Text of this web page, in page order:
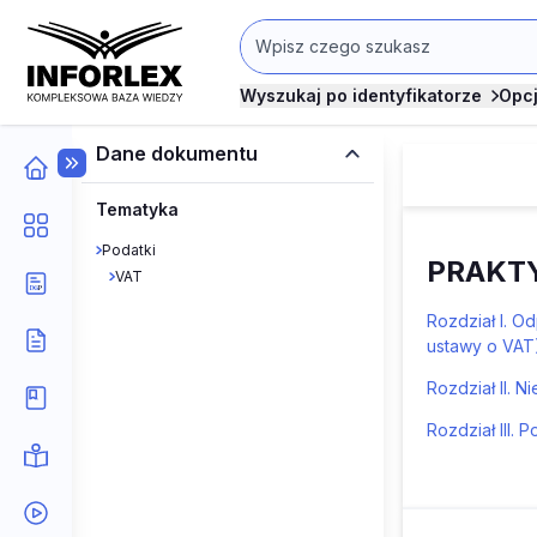
Wyszukaj po identyfikatorze
Dane dokumentu
Tematyka
Podatki
VAT
Rozdział I.
ustawy o
Rozdział II.
Rozdział III.